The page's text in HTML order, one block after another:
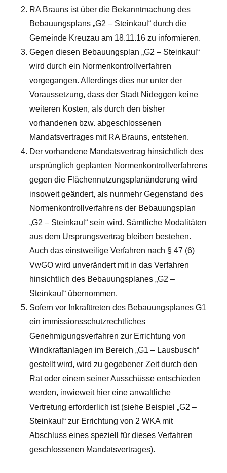
RA Brauns ist über die Bekanntmachung des
Bebauungsplans „G2 – Steinkaul“ durch die
Gemeinde Kreuzau am 18.11.16 zu informieren.
Gegen diesen Bebauungsplan „G2 – Steinkaul“
wird durch ein Normenkontrollverfahren
vorgegangen. Allerdings dies nur unter der
Voraussetzung, dass der Stadt Nideggen keine
weiteren Kosten, als durch den bisher
vorhandenen bzw. abgeschlossenen
Mandatsvertrages mit RA Brauns, entstehen.
Der vorhandene Mandatsvertrag hinsichtlich des
ursprünglich geplanten Normenkontrollverfahrens
gegen die Flächennutzungsplanänderung wird
insoweit geändert, als nunmehr Gegenstand des
Normenkontrollverfahrens der Bebauungsplan
„G2 – Steinkaul“ sein wird. Sämtliche Modalitäten
aus dem Ursprungsvertrag bleiben bestehen.
Auch das einstweilige Verfahren nach § 47 (6)
VwGO wird unverändert mit in das Verfahren
hinsichtlich des Bebauungsplanes „G2 –
Steinkaul“ übernommen.
Sofern vor Inkrafttreten des Bebauungsplanes G1
ein immissionsschutzrechtliches
Genehmigungsverfahren zur Errichtung von
Windkraftanlagen im Bereich „G1 – Lausbusch“
gestellt wird, wird zu gegebener Zeit durch den
Rat oder einem seiner Ausschüsse entschieden
werden, inwieweit hier eine anwaltliche
Vertretung erforderlich ist (siehe Beispiel „G2 –
Steinkaul“ zur Errichtung von 2 WKA mit
Abschluss eines speziell für dieses Verfahren
geschlossenen Mandatsvertrages).